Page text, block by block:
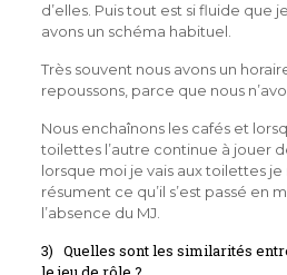
d’elles. Puis tout est si fluide que
avons un schéma habituel.
Très souvent nous avons un
repoussons, parce que nous
Nous enchaînons les cafés et
toilettes l’autre continue à jouer
lorsque moi je vais aux toilettes
résument ce qu’il s’est passé en
l’absence du MJ.
3) Quelles sont les similarités